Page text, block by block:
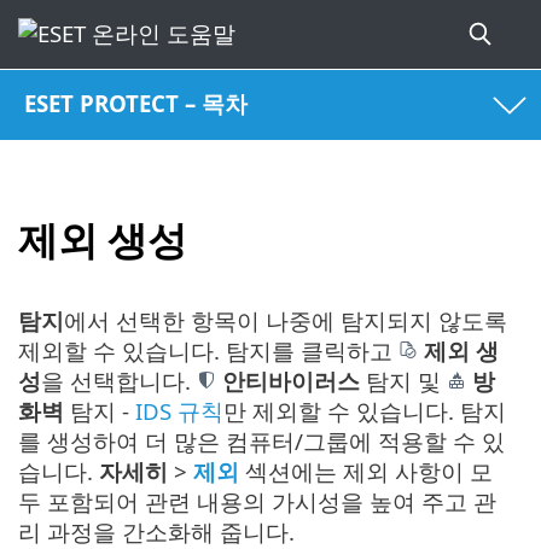
ESET PROTECT – 목차
제외 생성
탐지에서 선택한 항목이 나중에 탐지되지 않도록
제외할 수 있습니다. 탐지를 클릭하고
제외 생
성을 선택합니다. 안티바이러스 탐지 및
방
화벽 탐지 - IDS 규칙 만 제외할 수 있습니다. 탐지
를 생성하여 더 많은 컴퓨터/그룹에 적용할 수 있
습니다. 자세히 > 제외 섹션에는 제외 사항이 모
두 포함되어 관련 내용의 가시성을 높여 주고 관
리 과정을 간소화해 줍니다.